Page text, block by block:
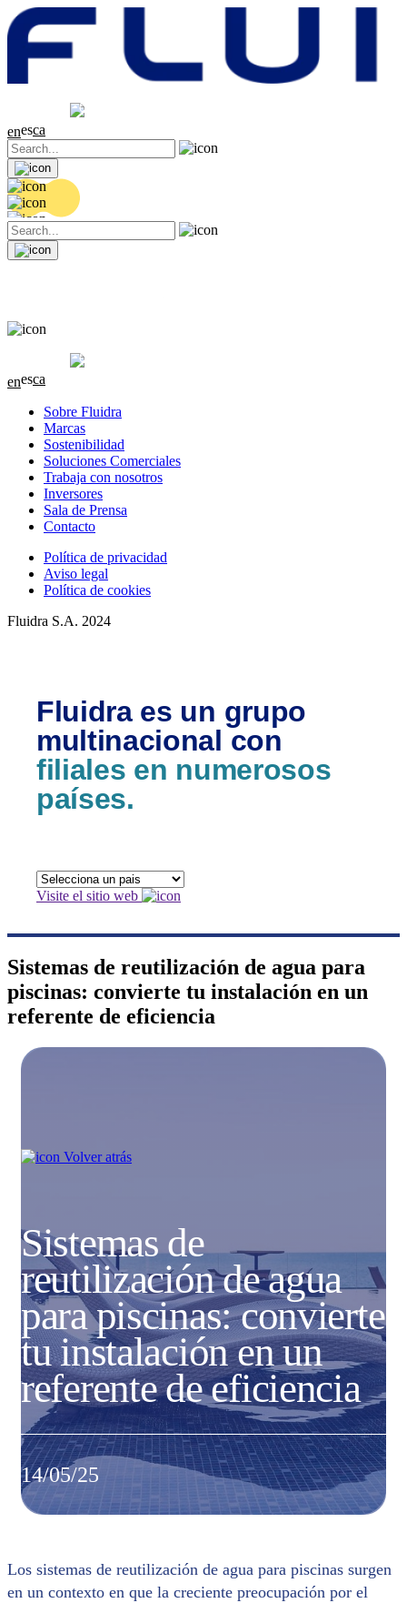
0.04 (+0.2%)
enesca
0.04 (+0.2%)
enesca
Sobre Fluidra
Marcas
Sostenibilidad
Soluciones Comerciales
Trabaja con nosotros
Inversores
Sala de Prensa
Contacto
Política de privacidad
Aviso legal
Política de cookies
Fluidra S.A. 2024
Fluidra es un grupo
multinacional con
filiales en numerosos
países.
Visite el sitio web
Sistemas de reutilización de agua para
piscinas: convierte tu instalación en un
referente de eficiencia
Volver atrás
Sistemas de
reutilización de agua
para piscinas: convierte
tu instalación en un
referente de eficiencia
14/05/25
Los sistemas de reutilización de agua para piscinas surgen
en un contexto en que la creciente preocupación por el